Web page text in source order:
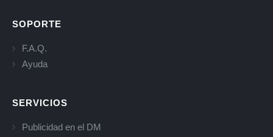
SOPORTE
F.A.Q.
Ayuda
SERVICIOS
Publicidad en el DM